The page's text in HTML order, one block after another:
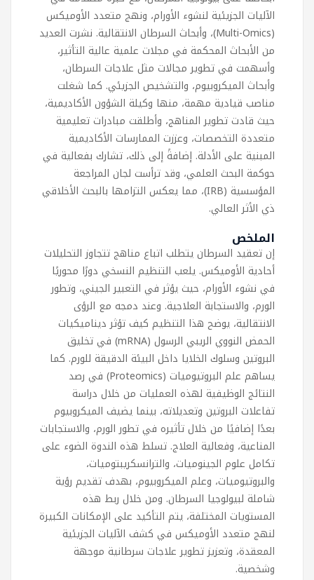
الآليات الجزيئية لنشوء الأورام، ونهج متعدد الأوميكس
(Multi-Omics)، وأبحاث السرطان الانتقالية. نشرت العديد
من الأبحاث المحكمة في مجلات علمية عالية التأثير،
وأسهمت في تطوير مجالات مثل علاجات السرطان،
وأبحاث الميكروبيوم، والتشخيص الجزيئي. كما شغلت
مناصب قيادية مهمة، منها وكيلة الشؤون الأكاديمية،
حيث قادت تطوير المناهج، وأطلقت مبادرات تعليمية
متعددة التخصصات، وعززت الممارسات الأكاديمية
المبنية على الأدلة. إضافةً إلى ذلك، تشارك بفعالية في
حوكمة البحث العلمي، وقد ترأست لجان المراجعة
المؤسسية (IRB)، مما يعكس التزامها بالبحث الأخلاقي
ذي الأثر العالي.
الملخص
إن تعقيد السرطان يتطلب اتباع مناهج تتجاوز التحليلات
أحادية الأوميكس. يلعب التنظيم النسخي دورًا محوريًا
في نشوء الأورام، حيث يؤثر في التعبير الجيني، وتطور
الورم، والاستجابة العلاجية. وعند دمجه مع الرؤى
الانتقالية، يوضح هذا التنظيم كيف تؤثر ديناميكيات
الحمض النووي الريبي الرسول (mRNA) في تخليق
البروتين وسلوك الخلايا داخل البيئة الدقيقة للورم. كما
يساهم علم البروتيوميات (Proteomics) في رصد
النتائج الوظيفية لهذه العمليات من خلال دراسة
تفاعلات البروتين وتعديلاته، بينما يضيف الميكروبيوم
بعدًا إضافيًا من خلال تأثيره في تطور الورم، والاستجابات
المناعية، وفعالية العلاج. تسلط هذه الندوة الضوء على
تكامل علوم الجينوميات، والترانسكريبتوميات،
والبروتيوميات، وعلم الميكروبيوم، بهدف تقديم رؤية
شاملة لبيولوجيا السرطان. ومن خلال ربط هذه
المستويات المختلفة، يتم التأكيد على الإمكانات الكبيرة
لنهج متعدد الأوميكس في كشف الآليات الجزيئية
المعقدة، وتعزيز تطوير علاجات سرطانية موجهة
وشخصية.